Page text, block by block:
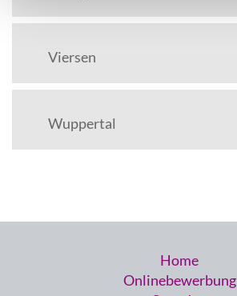
Viersen
Wuppertal
Home
Onlinebewerbung